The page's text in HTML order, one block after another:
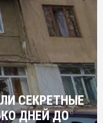
СЕКРЕТНЫЕ
ДНЕЙ ДО